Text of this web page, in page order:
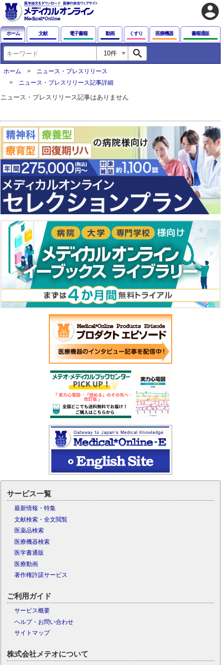
account_circle
ホーム 文献 電子書籍 動画 くすり 医療機器 書籍通販
search
ホーム
ニュース・プレスリリース
ニュース・プレスリリース記事詳細
ニュース・プレスリリース記事はありません
サービス一覧
最新情報・特集
文献検索・全文閲覧
医薬品検索
医療機器検索
医学書通販
医療動画
著作権許諾サービス
ご利用ガイド
サービス概要
ヘルプ・お問い合わせ
サイトマップ
株式会社メテオについて